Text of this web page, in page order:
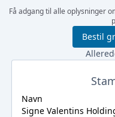
Få adgang til alle oplysninger
Bestil
Navn
Signe Valentins